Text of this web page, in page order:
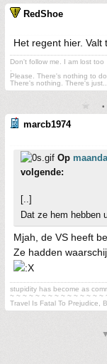
RedShoe
Het regent hier. Valt
Don't follow me. I am lost too
Please. There's nothing to do
There's nothing. There's
marcb1974
Op
volgende:
[..]
Dat ze hem hebben
Mjah, de VS heeft
Ze hadden
stupidity has become as
~ ~ ~ ~ ~ ~ ~ ~ ~ ~ ~ ~ ~ ~ ~
Travel Is Fatal To Prejudice,